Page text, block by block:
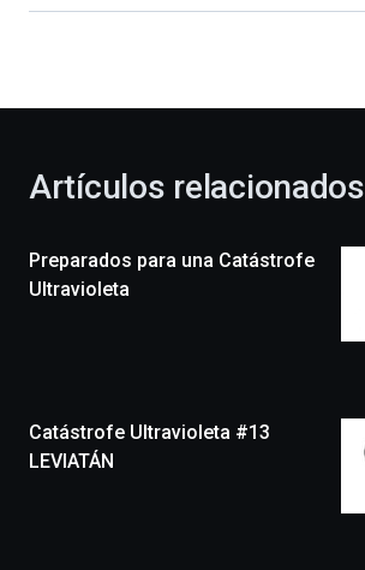
celebración
novena
edición
un
festival
Artículos relacionados
Preparados para una Catástrofe
Ultravioleta
Catástrofe Ultravioleta #13
LEVIATÁN